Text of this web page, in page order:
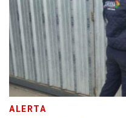
ALERTA